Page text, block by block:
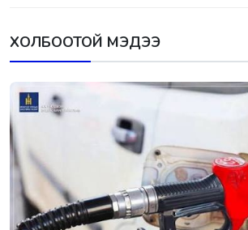
ХОЛБООТОЙ МЭДЭЭ